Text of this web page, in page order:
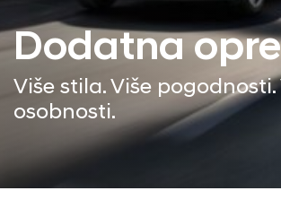
Dodatna
Više stila. Više pogodnosti.
osobnosti.